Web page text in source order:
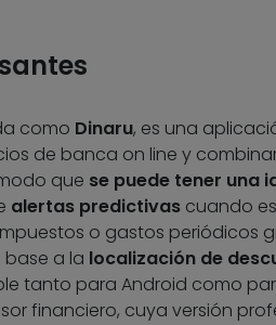
como Dinaru, es una
de banca on line y
que se puede tener una
alertas predictivascuando
o gastos periódicos
base a la localización de
tanto para Android como
financiero, cuya versión